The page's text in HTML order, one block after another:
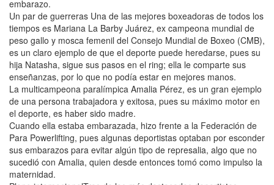
embarazo.
Un par de guerreras Una de las mejores boxeadoras de todos los
tiempos es Mariana La Barby Juárez, ex campeona mundial de
peso gallo y mosca femenil del Consejo Mundial de Boxeo (CMB),
es un claro ejemplo de que el deporte puede heredarse, pues su
hija Natasha, sigue sus pasos en el ring; ella le comparte sus
enseñanzas, por lo que no podía estar en mejores manos.
La multicampeona paralímpica Amalia Pérez, es un gran ejemplo
de una persona trabajadora y exitosa, pues su máximo motor en
el deporte, es haber sido madre.
Cuando ella estaba embarazada, hizo frente a la Federación de
Para Powerlifting, pues algunas deportistas optaban por esconder
sus embarazos para evitar algún tipo de represalia, algo que no
sucedió con Amalia, quien desde entonces tomó como impulso la
maternidad.